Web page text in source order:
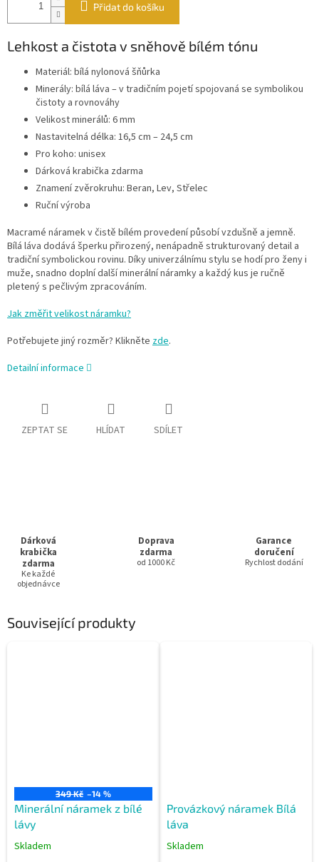
Přidat do košíku
Lehkost a čistota v sněhově bílém tónu
Materiál: bílá nylonová šňůrka
Minerály: bílá láva – v tradičním pojetí spojovaná se symbolikou
čistoty a rovnováhy
Velikost minerálů: 6 mm
Nastavitelná délka: 16,5 cm – 24,5 cm
Pro koho: unisex
Dárková krabička zdarma
Znamení zvěrokruhu: Beran, Lev, Střelec
Ruční výroba
Macramé náramek v čistě bílém provedení působí vzdušně a jemně.
Bílá láva dodává šperku přirozený, nenápadně strukturovaný detail a
tradiční symbolickou rovinu. Díky univerzálnímu stylu se hodí pro ženy i
muže, snadno doplní další minerální náramky a každý kus je ručně
pletený s pečlivým zpracováním.
Jak změřit velikost náramku?
Potřebujete jiný rozměr? Klikněte zde.
Detailní informace
ZEPTAT SE HLÍDAT SDÍLET
Dárková
krabička
zdarma
Ke každé
objednávce
Doprava
zdarma
od 1000 Kč
Garance
doručení
Rychlost dodání
Související produkty
349 Kč –14 %
Minerální náramek z bílé
lávy
Skladem
Provázkový náramek Bílá
láva
Skladem